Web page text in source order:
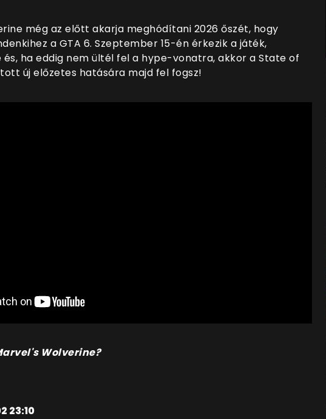
még az előtt akarja meghódítani 2026 őszét, hogy
a GTA 6. Szeptember 15-én érkezik a játék,
és, ha eddig nem ültél fel a hype-vonatra, akkor a State of
új előzetes hatására majd fel fogsz!
Wolverine?
23:10